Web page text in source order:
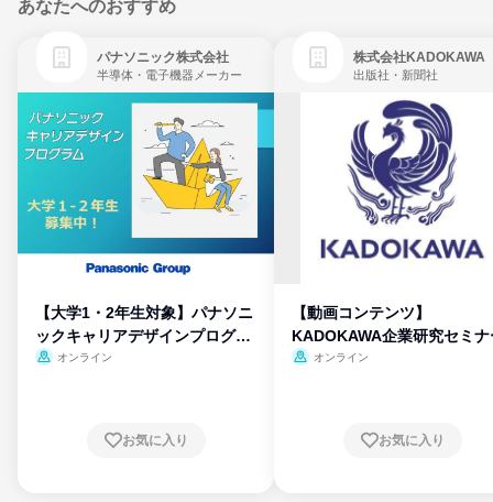
あなたへのおすすめ
パナソニック株式会社
半導体・電子機器メーカー
【大学1・2年生対象】パナソニ
ックキャリアデザインプログラ
ム
オンライン
お気に入り
株式会社KADOKAWA
出版社・新聞社
【動画コンテンツ】
KADOKAWA企業研究セミナ
オンライン
お気に入り